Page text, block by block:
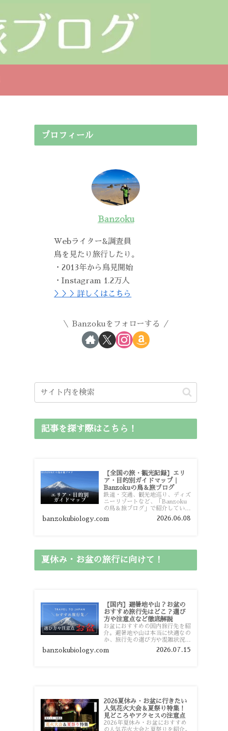
プロフィール
Banzoku
Webライター&調査員
鳥を見たり旅行したり。
・2013年から鳥見開始
・Instagram 1.2万人
＞＞＞詳しくはこちら
Banzokuをフォローする
記事を探す際はこちら！
【全国の旅・観光記録】エリ
ア・目的別ガイドマップ｜
Banzokuの鳥＆旅ブログ
鉄道・交通、観光地巡り、ディズ
ニーリゾートなど、「Banzoku
の鳥＆旅ブログ」で紹介している
全国の旅行・観光記録をエリアや
目的別に整理しました。あなたが
banzokubiology.com 2026.06.08
夏休み・お盆の旅行に向けて！
【国内】避暑地や山？お盆の
おすすめ旅行先はどこ？選び
方や注意点など徹底解説
お盆におすすめの国内旅行先を紹
介。避暑地や山は本当に快適なの
か、旅行先の選び方や混雑状況、
注意点、比較的混雑を避けやすい
おすすめスポットまで旅行前に役
banzokubiology.com 2026.07.15
2026夏休み・お盆に行きたい
人気花火大会＆夏祭り特集！
見どころやアクセスの注意点
2026年夏休み・お盆におすすめ
の人気花火大会と夏祭りを紹介。